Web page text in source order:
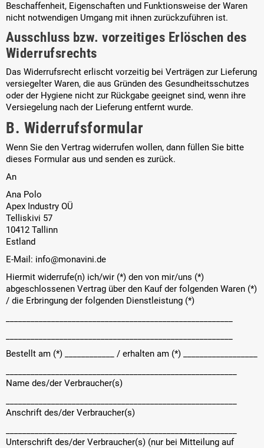
Beschaffenheit, Eigenschaften und Funktionsweise der Waren
nicht notwendigen Umgang mit ihnen zurückzuführen ist.
Ausschluss bzw. vorzeitiges Erlöschen des
Widerrufsrechts
Das Widerrufsrecht erlischt vorzeitig bei Verträgen zur Lieferung
versiegelter Waren, die aus Gründen des Gesundheitsschutzes
oder der Hygiene nicht zur Rückgabe geeignet sind, wenn ihre
Versiegelung nach der Lieferung entfernt wurde.
B. Widerrufsformular
Wenn Sie den Vertrag widerrufen wollen, dann füllen Sie bitte
dieses Formular aus und senden es zurück.
An
Ana Polo
Apex Industry OÜ
Telliskivi 57
10412 Tallinn
Estland
E-Mail: info@monavini.de
Hiermit widerrufe(n) ich/wir (*) den von mir/uns (*)
abgeschlossenen Vertrag über den Kauf der folgenden Waren (*)
/ die Erbringung der folgenden Dienstleistung (*)
Bestellt am (*) ____________ / erhalten am (*) __________________
Name des/der Verbraucher(s)
Anschrift des/der Verbraucher(s)
Unterschrift des/der Verbraucher(s) (nur bei Mitteilung auf